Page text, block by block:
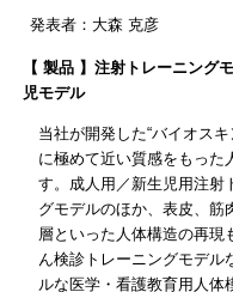
発表者：大森 克彦
【 製品 】注射トレーニング
児モデル
当社が開発した“バイオスキ
に極めて近い質感をもった
す。成人用／新生児用注射
グモデルのほか、表皮、筋
層といった人体構造の再現
ん検診トレーニングモデル
ルな医学・看護教育用人体